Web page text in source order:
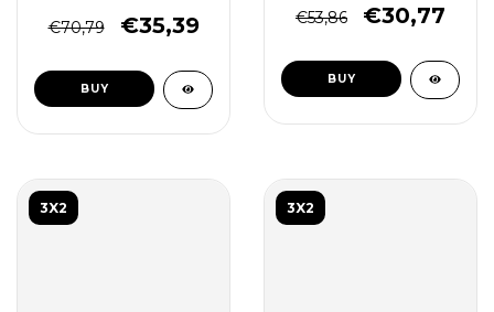
Preta
€70,79 €35,39
BUY
€53,86
€30,77
BUY
3X2 3X2